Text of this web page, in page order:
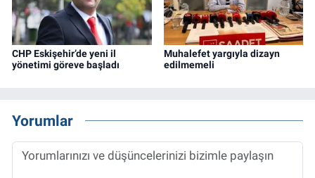
CHP Eskişehir’de yeni il
yönetimi göreve başladı
Muhalefet yargıyla dizayn
edilmemeli
Yorumlar